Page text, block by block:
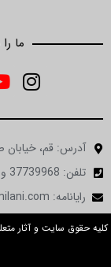
ما را در
صفائیه، کوچه 34، فرعی اول سمت چپ، پلاک 33
و آثار متعلق است به
علی حسینی